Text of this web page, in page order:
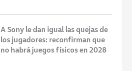
A Sony le dan igual las quejas de
los jugadores: reconfirman que
no habrá juegos físicos en 2028